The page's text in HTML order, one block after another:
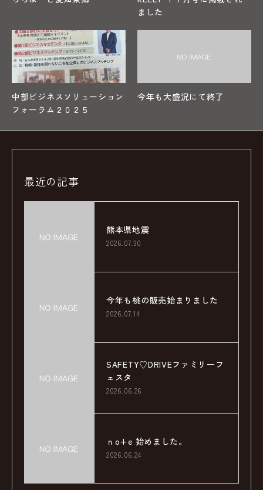
ました
中部ビジネスソリューション
フォーラム２０２５
今年も大盛況にて終了
最近の記事
熊本県地震
2026.07.30
今年も桃の販売始まりました
2026.07.14
SAFETY♡DRIVEファミリーフ
ェスタ
2026.06.26
ｎo+e 始めました。
2026.06.24